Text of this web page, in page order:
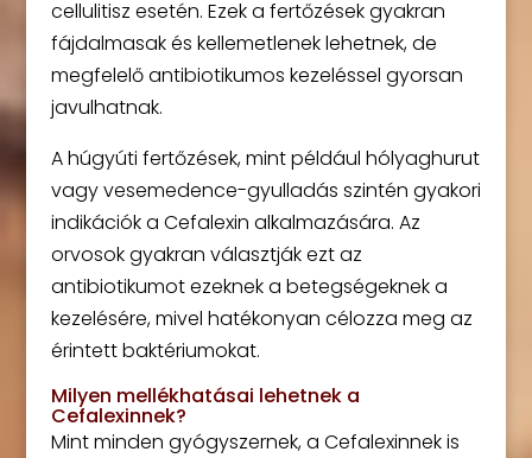
cellulitisz esetén. Ezek a fertőzések gyakran
fájdalmasak és kellemetlenek lehetnek, de
megfelelő antibiotikumos kezeléssel gyorsan
javulhatnak.
A húgyúti fertőzések, mint például hólyaghurut
vagy vesemedence-gyulladás szintén gyakori
indikációk a Cefalexin alkalmazására. Az
orvosok gyakran választják ezt az
antibiotikumot ezeknek a betegségeknek a
kezelésére, mivel hatékonyan célozza meg az
érintett baktériumokat.
Milyen mellékhatásai lehetnek a
Cefalexinnek?
Mint minden gyógyszernek, a Cefalexinnek is